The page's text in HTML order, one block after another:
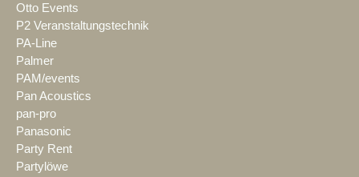
Otto Events
P2 Veranstaltungstechnik
PA-Line
Palmer
PAM/events
Pan Acoustics
pan-pro
Panasonic
Party Rent
Partylöwe